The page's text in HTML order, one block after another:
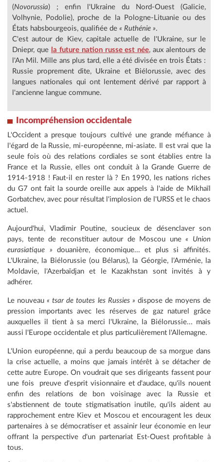
(Novorussia) ; enfin l'Ukraine du Nord-Ouest (Galicie,
Volhynie, Podolie), proche de la Pologne-Lituanie ou des
États habsbourgeois, qualifiée de « Ruthénie ».
C'est autour de Kiev, capitale actuelle de l'Ukraine, sur le
Dniepr, que la future nation russe est née, aux alentours de
l'An Mil. Mille ans plus tard, elle a été divisée en trois États :
Russie proprement dite, Ukraine et Biélorussie, avec des
langues nationales qui ont lentement dérivé par rapport à
l'ancienne langue commune.
Incompréhension occidentale
L'Occident a presque toujours cultivé une grande méfiance à
l'égard de la Russie, mi-européenne, mi-asiate. Il est vrai que la
seule fois où des relations cordiales se sont établies entre la
France et la Russie, elles ont conduit à la Grande Guerre de
1914-1918 ! Faut-il en rester là ? En 1990, les nations riches
du G7 ont fait la sourde oreille aux appels à l'aide de Mikhaïl
Gorbatchev, avec pour résultat l'implosion de l'URSS et le chaos
actuel.
Aujourd'hui, Vladimir Poutine, soucieux de désenclaver son
pays, tente de reconstituer autour de Moscou une« Union
eurasiatique »douanière, économique... et plus si affinités.
L'Ukraine, la Biélorussie (ou Bélarus), la Géorgie, l'Arménie, la
Moldavie, l'Azerbaïdjan et le Kazakhstan sont invités à y
adhérer.
Le nouveau« tsar de toutes les Russies » dispose de moyens de
pression importants avec les réserves de gaz naturel grâce
auxquelles il tient à sa merci l'Ukraine, la Biélorussie... mais
aussi l'Europe occidentale et plus particulièrement l'Allemagne.
L'Union européenne, qui a perdu beaucoup de sa morgue dans
la crise actuelle, a moins que jamais intérêt à se détacher de
cette autre Europe. On voudrait que ses dirigeants fassent pour
une fois preuve d'esprit visionnaire et d'audace, qu'ils nouent
enfin des relations de bon voisinage avec la Russie et
s'abstiennent de toute stigmatisation inutile, qu'ils aident au
rapprochement entre Kiev et Moscou et encouragent les deux
partenaires à se démocratiser et assainir leur économie en leur
offrant la perspective d'un partenariat Est-Ouest profitable à
tous.